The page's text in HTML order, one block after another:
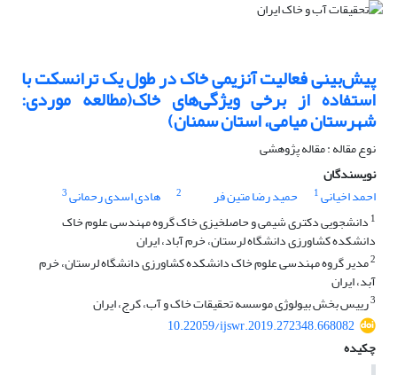
پیش‌بینی فعالیت آنزیمی خاک در طول یک ترانسکت با
استفاده از برخی ویژگی‌های خاک(مطالعه موردی:
شهرستان میامی، استان سمنان)
نوع مقاله : مقاله پژوهشی
نویسندگان
احمد اخیانی1 حمید رضا متین فر 2 هادی اسدی رحمانی3
1 دانشجویی دکتری شیمی و حاصلخیزی خاک گروه مهندسی علوم خاک
دانشکده کشاورزی دانشگاه لرستان، خرم آباد، ایران
2مدیر گروه مهندسی علوم خاک دانشکده کشاورزی دانشگاه لرستان، خرم
آبد، ایران
3رییس بخش بیولوژی موسسه تحقیقات خاک و آب، کرج، ایران
10.22059/ijswr.2019.272348.668082
چکیده